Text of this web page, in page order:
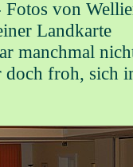
Fotos von
Landkarte
manchmal
doch froh, sich